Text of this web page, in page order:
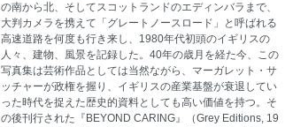
の南から北、そしてスコットランドのエディンバラまで、
大判カメラを携えて「グレートノースロード」と呼ばれる
高速道路を何度も行き来し、1980年代初頭のイギリスの
人々、建物、風景を記録した。40年の歳月を経た今、この
写真集は芸術作品としては当然ながら、マーガレット・サ
ッチャーが政権を握り、イギリスの産業基盤が衰退してい
った時代を捉えた歴史的資料としても高い価値を持つ。そ
の後刊行された『BEYOND CARING』（Grey Editions, 19